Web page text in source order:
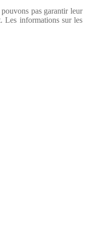
pas garantir leur
Les informations sur les